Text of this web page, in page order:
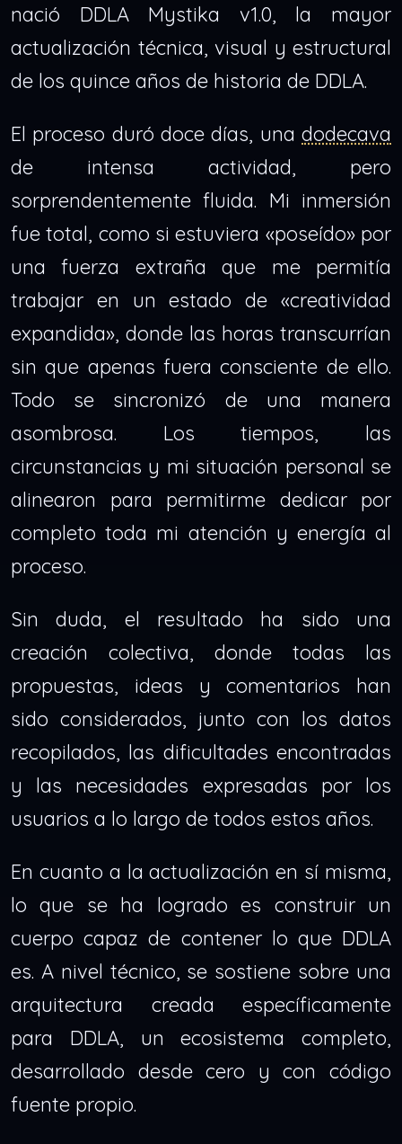
nació DDLA Mystika v1.0, la mayor
actualización técnica, visual y estructural
de los quince años de historia de DDLA.
El proceso duró doce días, una dodecava
de intensa actividad, pero
sorprendentemente fluida. Mi inmersión
fue total, como si estuviera «poseído» por
una fuerza extraña que me permitía
trabajar en un estado de «creatividad
expandida», donde las horas transcurrían
sin que apenas fuera consciente de ello.
Todo se sincronizó de una manera
asombrosa. Los tiempos, las
circunstancias y mi situación personal se
alinearon para permitirme dedicar por
completo toda mi atención y energía al
proceso.
Sin duda, el resultado ha sido una
creación colectiva, donde todas las
propuestas, ideas y comentarios han
sido considerados, junto con los datos
recopilados, las dificultades encontradas
y las necesidades expresadas por los
usuarios a lo largo de todos estos años.
En cuanto a la actualización en sí misma,
lo que se ha logrado es construir un
cuerpo capaz de contener lo que DDLA
es. A nivel técnico, se sostiene sobre una
arquitectura creada específicamente
para DDLA, un ecosistema completo,
desarrollado desde cero y con código
fuente propio.